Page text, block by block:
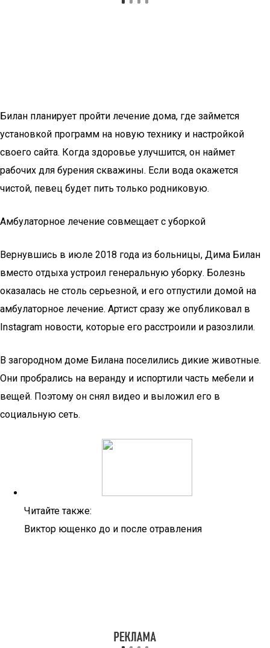
Билан планирует пройти лечение дома, где займется
установкой программ на новую технику и настройкой
своего сайта. Когда здоровье улучшится, он наймет
рабочих для бурения скважины. Если вода окажется
чистой, певец будет пить только родниковую.
Амбулаторное лечение совмещает с уборкой
Вернувшись в июле 2018 года из больницы, Дима Билан
вместо отдыха устроил генеральную уборку. Болезнь
оказалась не столь серьезной, и его отпустили домой на
амбулаторное лечение. Артист сразу же опубликовал в
Instagram новости, которые его расстроили и разозлили.
В загородном доме Билана поселились дикие животные.
Они пробрались на веранду и испортили часть мебели и
вещей. Поэтому он снял видео и выложил его в
социальную сеть.
Читайте также:
Виктор ющенко до и после отравления